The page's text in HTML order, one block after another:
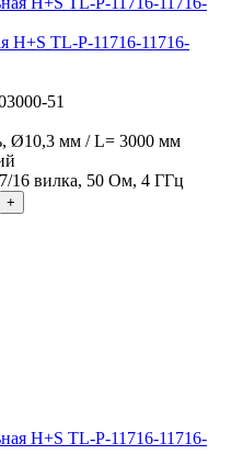
H+S TL-P-11716-11716-
51
Ø10,3 мм / L= 3000 мм
16 вилка, 50 Ом, 4 ГГц
+